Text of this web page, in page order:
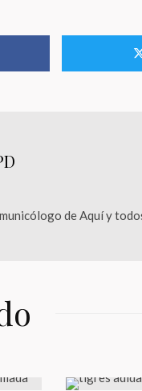
de Aquí y